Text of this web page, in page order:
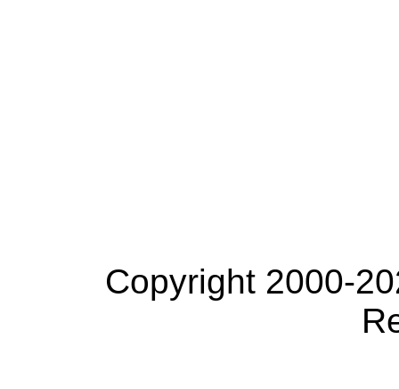
Copyright 2000-